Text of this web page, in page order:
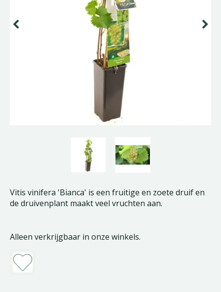
Vitis vinifera 'Bianca' is een fruitige en zoete druif en
de druivenplant maakt veel vruchten aan.
Alleen verkrijgbaar in onze winkels.